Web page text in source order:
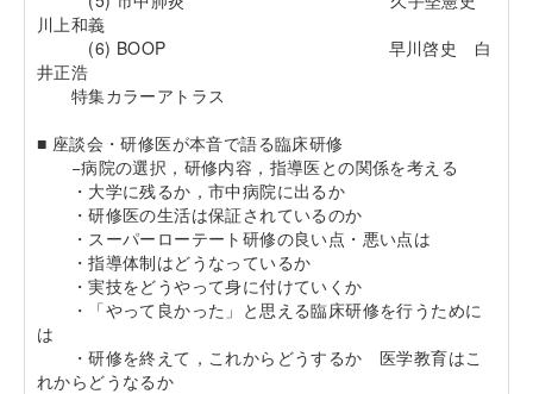
川上和義
(6) BOOP 早川啓史 白
井正浩
特集カラーアトラス
■ 座談会・研修医が本音で語る臨床研修
−病院の選択，研修内容，指導医との関係を考える
・大学に残るか，市中病院に出るか
・研修医の生活は保証されているのか
・スーパーローテート研修の良い点・悪い点は
・指導体制はどうなっているか
・実技をどうやって身に付けていくか
・「やって良かった」と思える臨床研修を行うために
は
・研修を終えて，これからどうするか 医学教育はこ
れからどうなるか